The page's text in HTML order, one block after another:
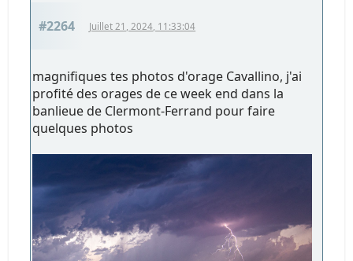
#2264 Juillet 21, 2024, 11:33:04
magnifiques tes photos d'orage Cavallino, j'ai
profité des orages de ce week end dans la
banlieue de Clermont-Ferrand pour faire
quelques photos